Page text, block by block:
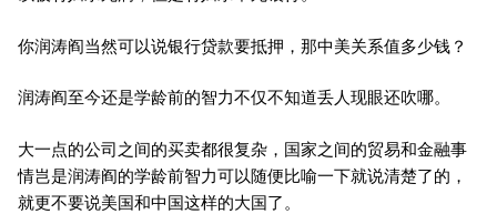
你润涛阎当然可以说银行贷款要抵押，那中美关系值多少钱？
润涛阎至今还是学龄前的智力不仅不知道丢人现眼还吹哪。
大一点的公司之间的买卖都很复杂，国家之间的贸易和金融事
情岂是润涛阎的学龄前智力可以随便比喻一下就说清楚了的，
就更不要说美国和中国这样的大国了。